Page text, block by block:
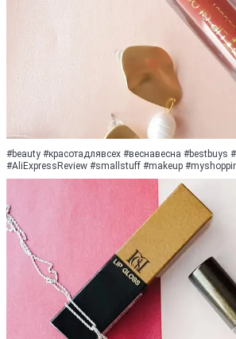
#beauty #красотадлявсех #веснавесна #bestbuys
#АliExpressReview #smallstuff #makeup